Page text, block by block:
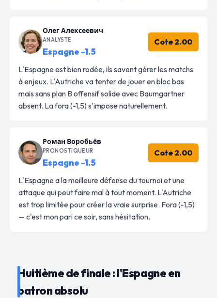
Олег Алексеевич
ANALYSTE
Espagne -1.5
Cote 2.00
L'Espagne est bien rodée, ils savent gérer les matchs
à enjeux. L'Autriche va tenter de jouer en bloc bas
mais sans plan B offensif solide avec Baumgartner
absent. La fora (-1,5) s'impose naturellement.
Роман Воробьёв
PRONOSTIQUEUR
Espagne -1.5
Cote 2.00
L'Espagne a la meilleure défense du tournoi et une
attaque qui peut faire mal à tout moment. L'Autriche
est trop limitée pour créer la vraie surprise. Fora (-1,5)
— c'est mon pari ce soir, sans hésitation.
Huitième de finale : l'Espagne en
patron absolu